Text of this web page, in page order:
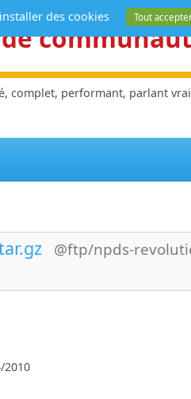
complet, performant, parlant
@ftp/npds-
2010
des cookies Tout